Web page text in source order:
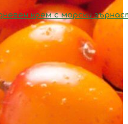
крем с морски